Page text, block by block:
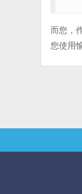
而您，
您使用